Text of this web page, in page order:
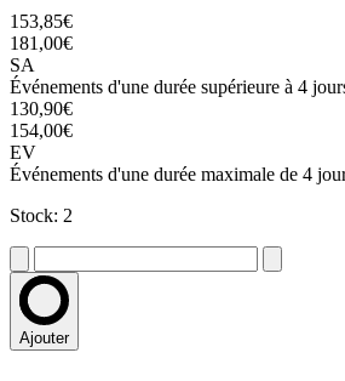
153,85€
181,00€
SA
Événements d'une durée supérieure à 4
130,90€
154,00€
EV
Événements d'une durée maximale de 4
Stock: 2
Ajouter